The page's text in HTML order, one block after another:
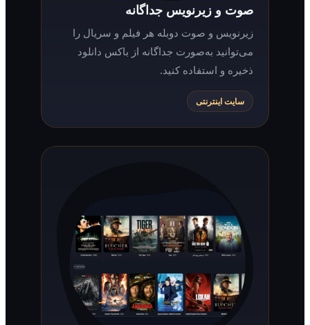
صوت و زیرنویس جداگانه
زیرنویس و صوت دوبله هر فیلم و سریال را
می‌توانید به‌صورت جداگانه از باکس دانلود
ذخیره و استفاده کنید.
سایت اینترنتی